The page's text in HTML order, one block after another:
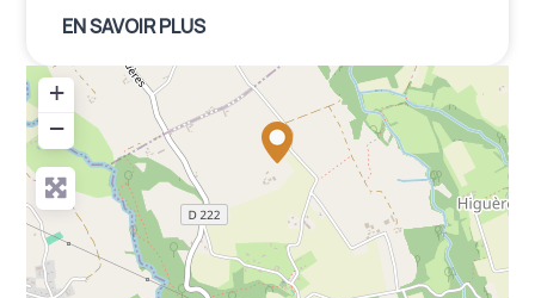
EN SAVOIR PLUS
+
−